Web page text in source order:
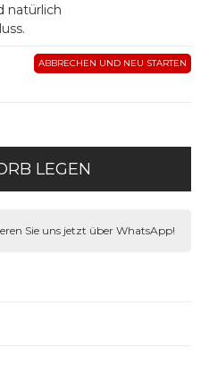
natürlich
ABBRECHEN UND NEU STARTEN
LEGEN
Sie uns jetzt über WhatsApp!